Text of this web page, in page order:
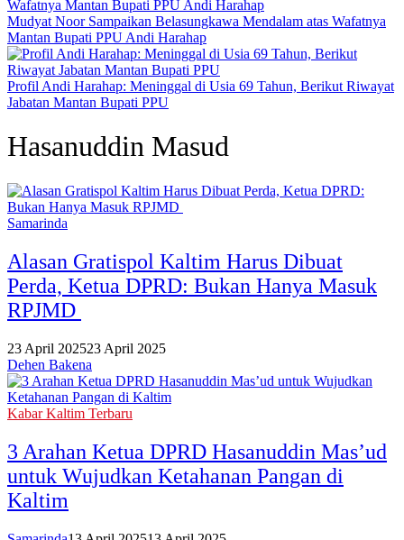
Mudyat Noor Sampaikan Belasungkawa Mendalam atas Wafatnya
Mantan Bupati PPU Andi Harahap
Profil Andi Harahap: Meninggal di Usia 69 Tahun, Berikut Riwayat
Jabatan Mantan Bupati PPU
Hasanuddin Masud
Samarinda
Alasan Gratispol Kaltim Harus Dibuat
Perda, Ketua DPRD: Bukan Hanya Masuk
RPJMD
23 April 202523 April 2025
Dehen Bakena
Kabar Kaltim Terbaru
3 Arahan Ketua DPRD Hasanuddin Mas’ud
untuk Wujudkan Ketahanan Pangan di
Kaltim